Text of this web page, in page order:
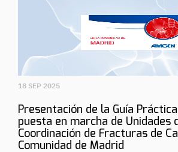
18 SEP 2025
Presentación de la Guía
puesta en marcha de Unidades
Coordinación de Fracturas de
Comunidad de Madrid